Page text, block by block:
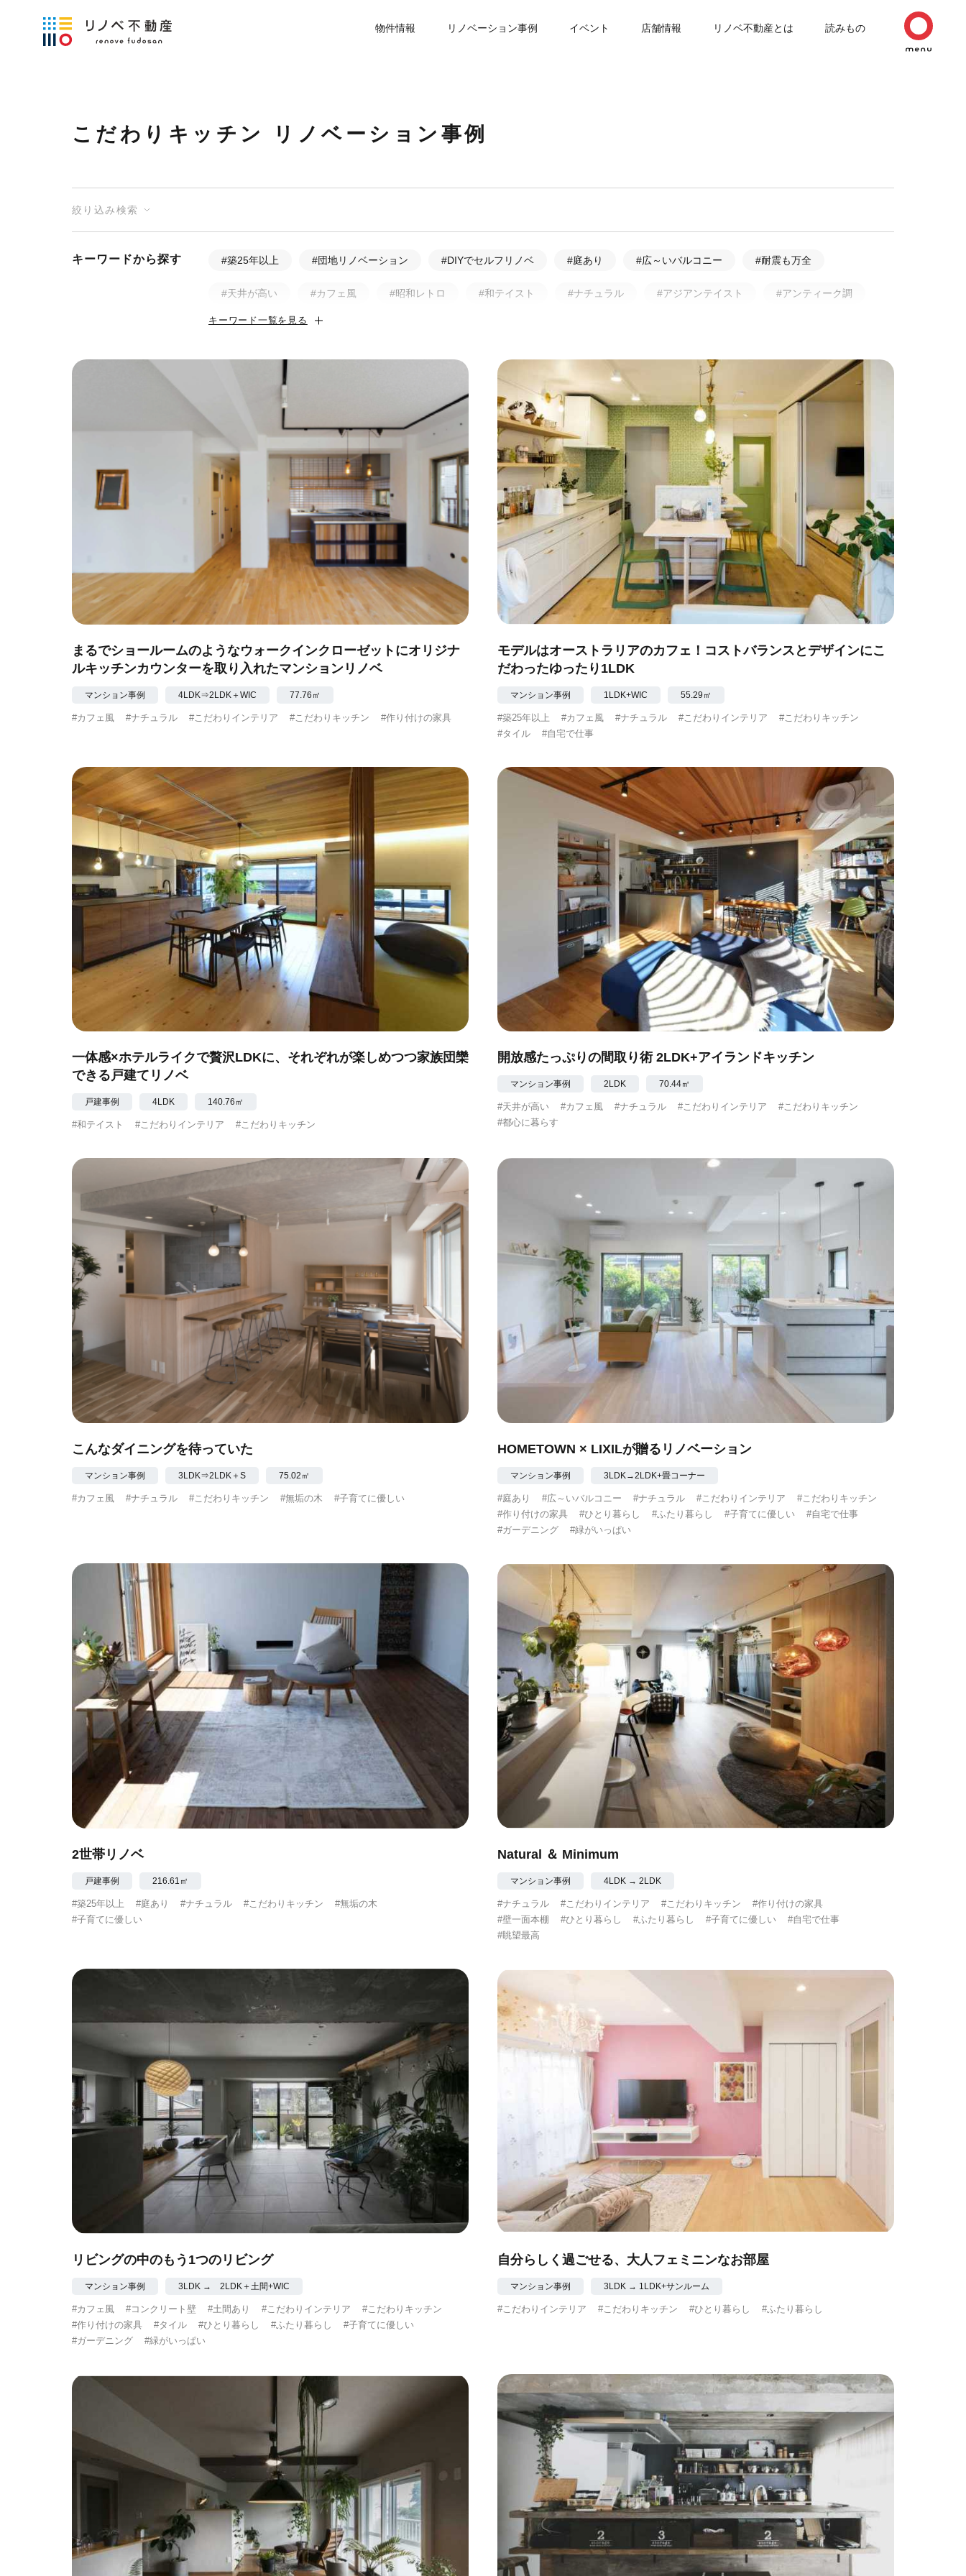
物件情報 リノベーション事例 イベント 店舗情報 リノベ不動産とは 読みもの
こだわりキッチン リノベーション事例
絞り込み検索
キーワードから探す #築25年以上 #団地リノベーション #DIYでセルフリノベ #庭あり #広～いバルコニー #耐震も万全
#天井が高い #カフェ風 #昭和レトロ #和テイスト #ナチュラル #アジアンテイスト #アンティーク調
#ハンモック #コンクリート壁
#自転車収納 #作り付けの家具 #あえて古材 #黒板 #無垢の木 #タイル #壁一面本棚 #ヘリンボーン床
#子育てに優しい #スローライフ #自宅で仕事 #ペットと暮らす
#ガーデニング #都心に暮らす #下町に暮らす #眺望最高 #水辺の住まい #緑がいっぱい
キーワード一覧を見る
まるでショールームのようなウォークインクローゼットにオリジナ
ルキッチンカウンターを取り入れたマンションリノベ
マンション事例 4LDK⇒2LDK＋WIC 77.76㎡
#カフェ風 #ナチュラル #こだわりインテリア #こだわりキッチン #作り付けの家具
モデルはオーストラリアのカフェ！コストバランスとデザインにこ
だわったゆったり1LDK
マンション事例 1LDK+WIC 55.29㎡
#築25年以上 #カフェ風 #ナチュラル #こだわりインテリア
#こだわりキッチン
#タイル
#自宅で仕事
一体感×ホテルライクで贅沢LDKに、それぞれが楽しめつつ家族団欒
できる戸建てリノベ
戸建事例 4LDK 140.76㎡
#和テイスト #こだわりインテリア #こだわりキッチン
開放感たっぷりの間取り術 2LDK+アイランドキッチン
マンション事例 2LDK 70.44㎡
#天井が高い #カフェ風 #ナチュラル #こだわりインテリア
#こだわりキッチン
#都心に暮らす
こんなダイニングを待っていた
マンション事例 3LDK⇒2LDK＋S 75.02㎡
#カフェ風 #ナチュラル #こだわりキッチン #無垢の木 #子育てに優しい
HOMETOWN × LIXILが贈るリノベーション
マンション事例 3LDK→2LDK+畳コーナー
#庭あり #広～いバルコニー #ナチュラル #こだわりインテリア
#こだわりキッチン
#作り付けの家具
#ひとり暮らし #ふたり暮らし #子育てに優しい
#自宅で仕事
#ガーデニング
#緑がいっぱい
2世帯リノベ
戸建事例 216.61㎡
#築25年以上 #庭あり #ナチュラル #こだわりキッチン
#無垢の木
#子育てに優しい
Natural ＆ Minimum
マンション事例 4LDK → 2LDK
#ナチュラル #こだわりインテリア #こだわりキッチン
#作り付けの家具
#壁一面本棚
#ひとり暮らし #ふたり暮らし #子育てに優しい
#自宅で仕事
#眺望最高
リビングの中のもう1つのリビング
マンション事例 3LDK → 2LDK＋土間+WIC
#カフェ風 #コンクリート壁 #土間あり #こだわりインテリア
#こだわりキッチン
#作り付けの家具
#タイル #ひとり暮らし #ふたり暮らし
#子育てに優しい
#ガーデニング
#緑がいっぱい
自分らしく過ごせる、大人フェミニンなお部屋
マンション事例 3LDK → 1LDK+サンルーム
#こだわりインテリア #こだわりキッチン #ひとり暮らし #ふたり暮らし